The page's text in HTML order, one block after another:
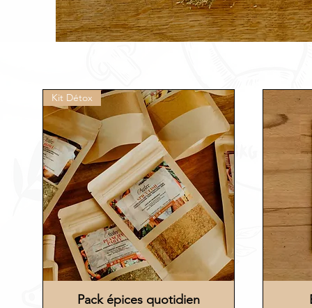
Aperçu rapide
Kit Détox
Pack épices quotidien